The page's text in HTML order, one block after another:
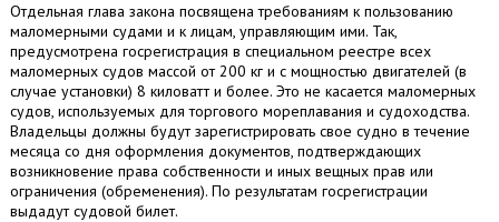
Отдельная глава закона посвящена требованиям к пользованию
маломерными судами и к лицам, управляющим ими. Так,
предусмотрена госрегистрация в специальном реестре всех
маломерных судов массой от 200 кг и с мощностью двигателей (в
случае установки) 8 киловатт и более. Это не касается маломерных
судов, используемых для торгового мореплавания и судоходства.
Владельцы должны будут зарегистрировать свое судно в течение
месяца со дня оформления документов, подтверждающих
возникновение права собственности и иных вещных прав или
ограничения (обременения). По результатам госрегистрации
выдадут судовой билет.